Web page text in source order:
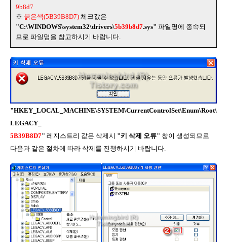
9b8d7
※ 붉은색(5B39B8D7) 체크값은
"C:\WINDOWS\system32\drivers\5b39b8d7.sys" 파일명에 종속되
므로 파일명을 참고하시기 바랍니다.
"HKEY_LOCAL_MACHINE\SYSTEM\CurrentControlSet\Enum\Root\
LEGACY_
5B39B8D7" 레지스트리 값은 삭제시 "키 삭제 오류" 창이 생성되므로
다음과 같은 절차에 따라 삭제를 진행하시기 바랍니다.